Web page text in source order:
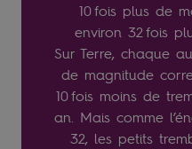
10 fois plus de
environ 32 fois
Sur Terre, chaque
de magnitude
10 fois moins de
an. Mais comme
32, les petits